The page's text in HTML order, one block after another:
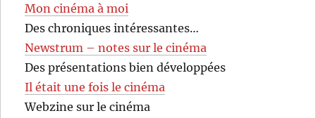
Mon cinéma à moi
Des chroniques intéressantes…
Newstrum – notes sur le cinéma
Des présentations bien développées
Il était une fois le cinéma
Webzine sur le cinéma